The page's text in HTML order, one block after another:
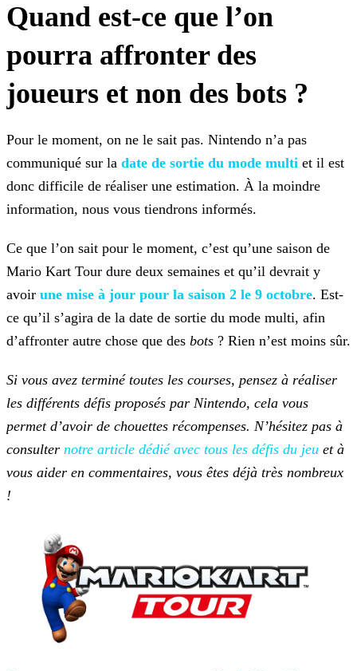
Quand est-ce que l’on
pourra affronter des
joueurs et non des bots ?
Pour le moment, on ne le sait pas. Nintendo n’a pas
communiqué sur la date de sortie du mode multi et il est
donc difficile de réaliser une estimation. À la moindre
information, nous vous tiendrons informés.
Ce que l’on sait pour le moment, c’est qu’une saison de
Mario Kart Tour dure deux semaines et qu’il devrait y
avoir une mise à jour pour la saison 2 le 9 octobre. Est-
ce qu’il s’agira de la date de sortie du mode multi, afin
d’affronter autre chose que des bots ? Rien n’est moins sûr.
Si vous avez terminé toutes les courses, pensez à réaliser
les différents défis proposés par Nintendo, cela vous
permet d’avoir de chouettes récompenses. N’hésitez pas à
consulter notre article dédié avec tous les défis du jeu et à
vous aider en commentaires, vous êtes déjà très nombreux
!